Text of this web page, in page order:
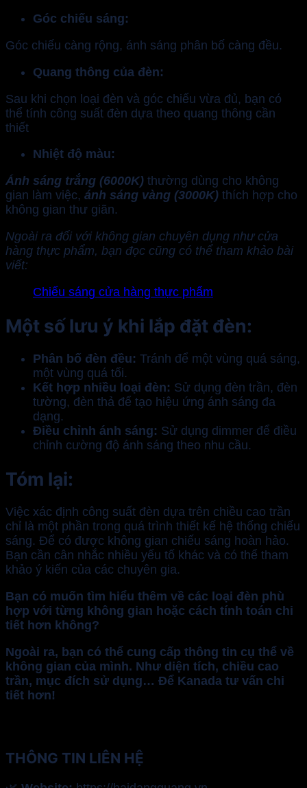
Góc chiếu sáng:
Góc chiếu càng rộng, ánh sáng phân bố càng đều.
Quang thông của đèn:
Sau khi chọn loại đèn và góc chiếu vừa đủ, bạn có
thể tính công suất đèn dựa theo quang thông cần
thiết
Nhiệt độ màu:
Ánh sáng trắng (6000K) thường dùng cho không
gian làm việc, ánh sáng vàng (3000K) thích hợp cho
không gian thư giãn.
Ngoài ra đối với không gian chuyên dụng như cửa
hàng thực phẩm, bạn đọc cũng có thể tham khảo bài
viết:
Chiếu sáng cửa hàng thực phẩm
Một số lưu ý khi lắp đặt đèn:
Phân bố đèn đều: Tránh để một vùng quá sáng,
một vùng quá tối.
Kết hợp nhiều loại đèn: Sử dụng đèn trần, đèn
tường, đèn thả để tạo hiệu ứng ánh sáng đa
dạng.
Điều chỉnh ánh sáng: Sử dụng dimmer để điều
chỉnh cường độ ánh sáng theo nhu cầu.
Tóm lại:
Việc xác định công suất đèn dựa trên chiều cao trần
chỉ là một phần trong quá trình thiết kế hệ thống chiếu
sáng. Để có được không gian chiếu sáng hoàn hảo.
Bạn cần cân nhắc nhiều yếu tố khác và có thể tham
khảo ý kiến của các chuyên gia.
Bạn có muốn tìm hiểu thêm về các loại đèn phù
hợp với từng không gian hoặc cách tính toán chi
tiết hơn không?
Ngoài ra, bạn có thể cung cấp thông tin cụ thể về
không gian của mình. Như diện tích, chiều cao
trần, mục đích sử dụng… Để Kanada tư vấn chi
tiết hơn!
THÔNG TIN LIÊN HỆ